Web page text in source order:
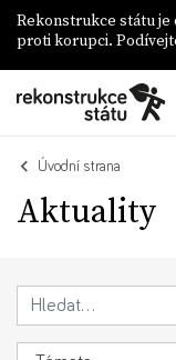
Rekonstrukce státu je
proti korupci.
Úvodní strana
Aktuality